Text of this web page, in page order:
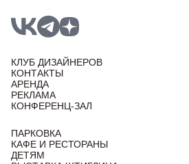
КЛУБ ДИЗАЙНЕРОВ
КОНТАКТЫ
АРЕНДА
РЕКЛАМА
КОНФЕРЕНЦ-ЗАЛ
ПАРКОВКА
КАФЕ И РЕСТОРАНЫ
ДЕТЯМ